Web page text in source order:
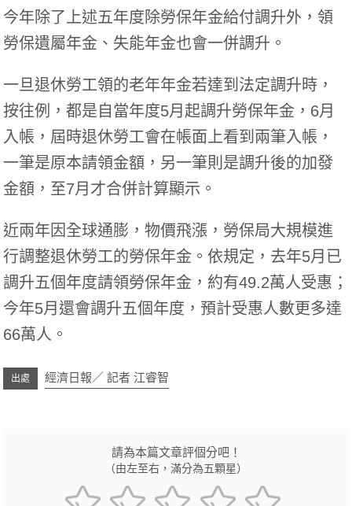
今年除了上述五年度除勞保年金給付調升外，領
勞保遺屬年金、失能年金也會一併調升。
一旦退休勞工領的老年年金若達到法定調升時，
按往例，都是自當年度5月起調升勞保年金，6月
入帳，屆時退休勞工會在帳面上看到兩筆入帳，
一筆是原本請領金額，另一筆則是調升後的加發
金額，至7月才合併計算顯示。
近兩年因全球通膨，物價飛漲，勞保局大規模進
行調整退休勞工的勞保年金。依規定，去年5月已
調升五個年度請領勞保年金，約有49.2萬人受惠；
今年5月還會調升五個年度，預計受惠人數更多達
66萬人。
經濟日報／ 記者 江睿智
請為本篇文章評個分吧！
（由左至右，滿分為五顆星）